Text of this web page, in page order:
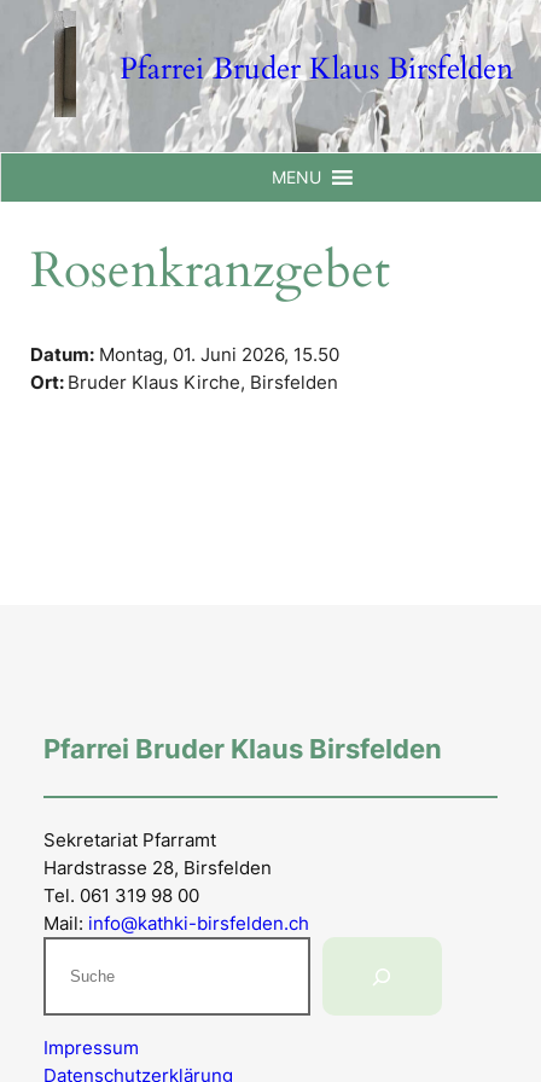
content
Pfarrei Bruder Klaus Birsfelden
MENU
Rosenkranzgebet
Datum: Montag, 01. Juni 2026, 15.50
Ort: Bruder Klaus Kirche, Birsfelden
Pfarrei Bruder Klaus Birsfelden
Sekretariat Pfarramt
Hardstrasse 28, Birsfelden
Tel. 061 319 98 00
Mail: info@kathki-birsfelden.ch
Impressum
Datenschutzerklärung